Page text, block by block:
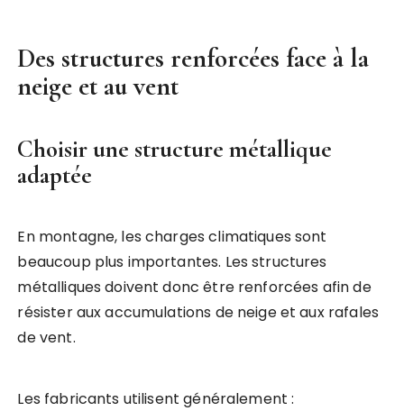
Des structures renforcées face à la
neige et au vent
Choisir une structure métallique
adaptée
En montagne, les charges climatiques sont
beaucoup plus importantes. Les structures
métalliques doivent donc être renforcées afin de
résister aux accumulations de neige et aux rafales
de vent.
Les fabricants utilisent généralement :